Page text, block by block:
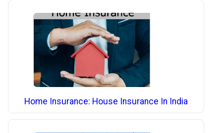
Home Insurance: House Insurance In India